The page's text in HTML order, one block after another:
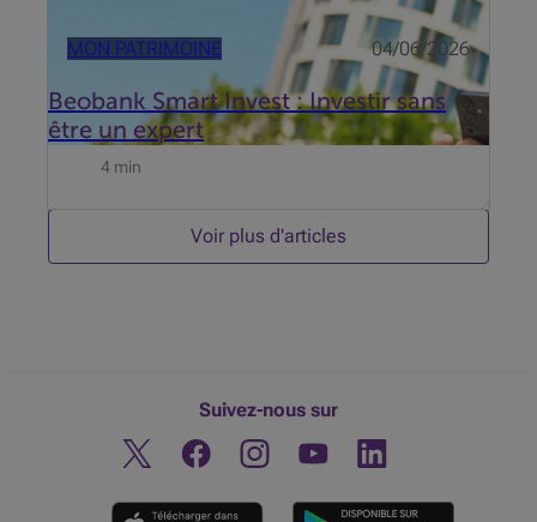
MON PATRIMOINE 04/06/2026
Beobank Smart Invest : Investir sans
être un expert
4 min
Voir plus d'articles
Suivez-nous sur
Twitter FacebookInstagramDécouvrez notre chaine
Linkedin